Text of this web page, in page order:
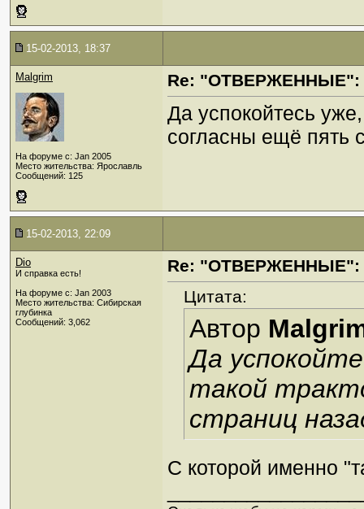
15-02-2013, 18:37
Malgrim
На форуме с: Jan 2005
Место жительства: Ярославль
Сообщений: 125
Re: "ОТВЕРЖЕННЫЕ":
Да успокойтесь
согласны ещё пять
15-02-2013, 22:09
Dio
И справка есть!
На форуме с: Jan 2003
Место жительства: Сибирская
глубинка
Сообщений: 3,062
Re: "ОТВЕРЖЕННЫЕ":
Цитата:
Автор
Да
такой
страниц
С которой именно